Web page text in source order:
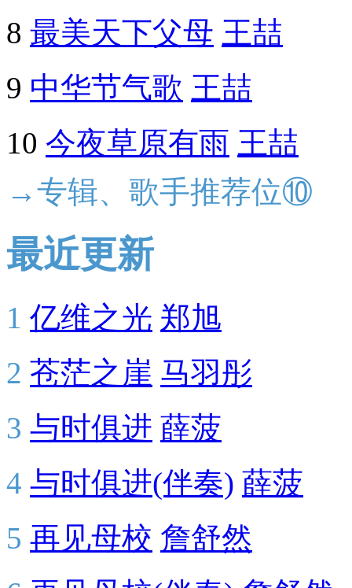
8 最美天下父母 王喆
9 中华节气歌 王喆
10 今夜草原有雨 王喆
→专辑、歌手推荐位⑩
最近更新
1 亿维之光 郑旭
2 苍茫之崖 马羽彤
3 与时俱进 薛菠
4 与时俱进(伴奏) 薛菠
5 再见母校 詹舒然